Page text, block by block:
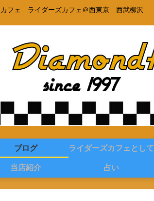
フェ ライダーズカフェ＠西東京 西武柳沢
ブログ ライダーズカフェとして
当店紹介 占い